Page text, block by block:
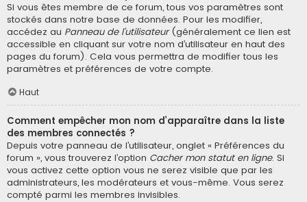
Si vous êtes membre de ce forum, tous vos paramètres sont
stockés dans notre base de données. Pour les modifier,
accédez au Panneau de l’utilisateur(généralement ce lien est
accessible en cliquant sur votre nom d’utilisateur en haut des
pages du forum). Cela vous permettra de modifier tous les
paramètres et préférences de votre compte.
Haut
Comment empêcher mon nom d’apparaître dans la liste
des membres connectés ?
Depuis votre panneau de l’utilisateur, onglet « Préférences du
forum », vous trouverez l’option Cacher mon statut en ligne. Si
vous activez cette option vous ne serez visible que par les
administrateurs, les modérateurs et vous-même. Vous serez
compté parmi les membres invisibles.